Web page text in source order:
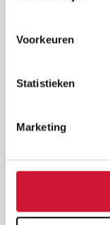
Voorkeuren
Statistieken
Marketing
TikkieRing
Geef